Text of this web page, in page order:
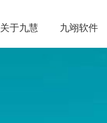
关于九慧 九翊软件